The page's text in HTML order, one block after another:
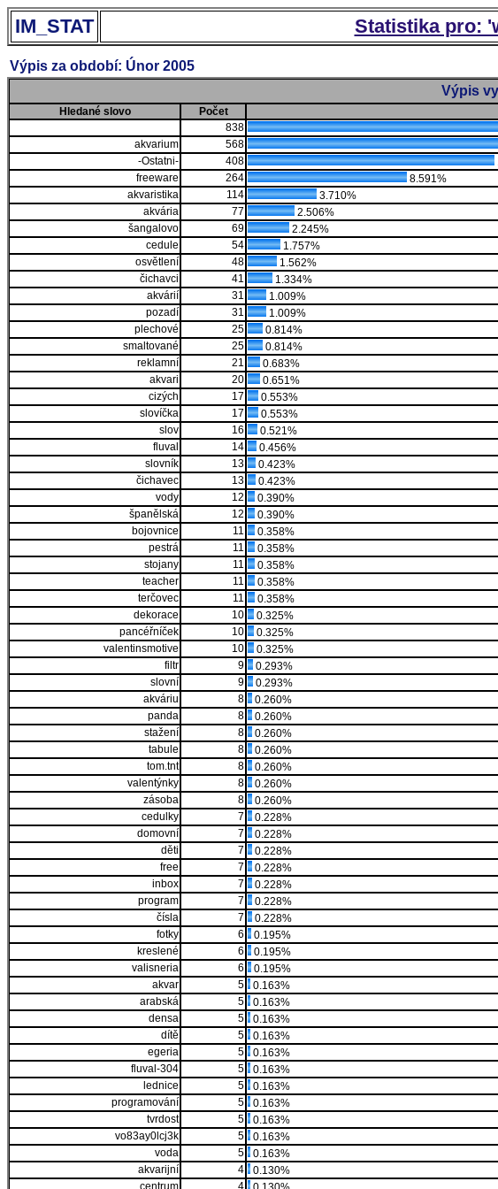
IM_STAT Statistika pro:
Výpis za období: Únor 2005
Výpis
Hledané slovo Počet
838
akvarium
568
-Ostatni-
408
freeware
264
8.591%
akvaristika
114
3.710%
akvária
77
2.506%
šangalovo
69
2.245%
cedule
54
1.757%
osvětlení
48
1.562%
čichavci
41
1.334%
akvárií
31
1.009%
pozadí
31
1.009%
plechové
25
0.814%
smaltované
25
0.814%
reklamní
21
0.683%
akvari
20
0.651%
cizých
17
0.553%
slovíčka
17
0.553%
slov
16
0.521%
fluval
14
0.456%
slovník
13
0.423%
čichavec
13
0.423%
vody
12
0.390%
španělská
12
0.390%
bojovnice
11
0.358%
pestrá
11
0.358%
stojany
11
0.358%
teacher
11
0.358%
terčovec
11
0.358%
dekorace
10
0.325%
pancéřníček
10
0.325%
valentinsmotive
10
0.325%
filtr
9
0.293%
slovní
9
0.293%
akváriu
8
0.260%
panda
8
0.260%
stažení
8
0.260%
tabule
8
0.260%
tom.tnt
8
0.260%
valentýnky
8
0.260%
zásoba
8
0.260%
cedulky
7
0.228%
domovní
7
0.228%
děti
7
0.228%
free
7
0.228%
inbox
7
0.228%
program
7
0.228%
čísla
7
0.228%
fotky
6
0.195%
kreslené
6
0.195%
valisneria
6
0.195%
akvar
5
0.163%
arabská
5
0.163%
densa
5
0.163%
dítě
5
0.163%
egeria
5
0.163%
fluval-304
5
0.163%
lednice
5
0.163%
programování
5
0.163%
tvrdost
5
0.163%
vo83ay0lcj3k
5
0.163%
voda
5
0.163%
akvarijní
4
0.130%
centrum
4